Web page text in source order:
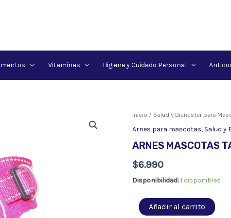
Vitaminas Higiene y Cuidado Personal
Inicio / Salud y Bienestar para
Arnes para mascotas, Salud y
ARNES MASCOTAS
$6.990
Disponibilidad:1 disponibles
ARNES
MASCOTAS
Añadir al carrito